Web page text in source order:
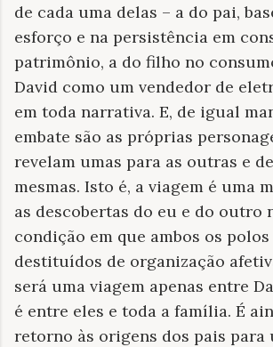
de cada uma delas – a do pai,
esforço e na persistência em
patrimônio, a do filho no
David como um vendedor de
em toda narrativa. E, de igual
embate são as próprias
revelam umas para as outras e
mesmas. Isto é, a viagem é uma
as descobertas do eu e do outro
condição em que ambos os polos
destituídos de organização
será uma viagem apenas entre
é entre eles e toda a família. É
retorno às origens dos pais para